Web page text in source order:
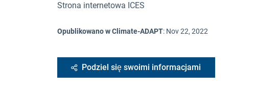
Strona internetowa ICES
Opublikowano w Climate-ADAPT: Nov 22, 2022
Podziel się swoimi informacjami